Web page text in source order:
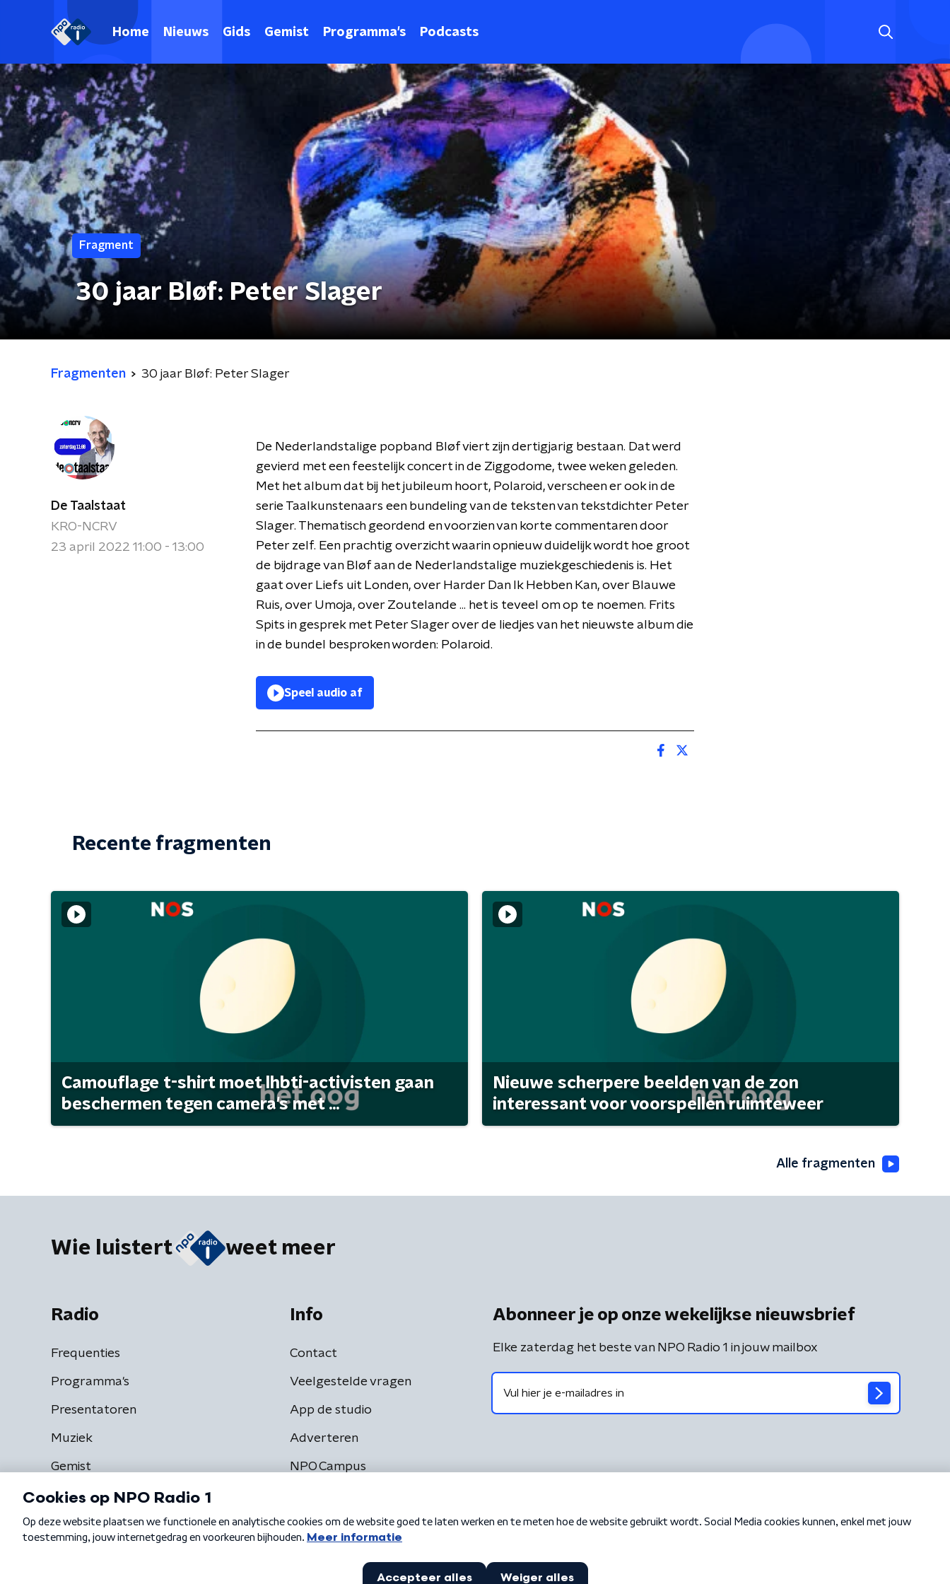
Home Nieuws Gids Gemist Programma's Podcasts
Fragment
30 jaar Bløf: Peter Slager
Fragmenten 30 jaar Bløf: Peter Slager
De Taalstaat
KRO-NCRV
23 april 2022 11:00 - 13:00
De Nederlandstalige popband Bløf viert zijn dertigjarig bestaan. Dat werd
gevierd met een feestelijk concert in de Ziggodome, twee weken geleden.
Met het album dat bij het jubileum hoort, Polaroid, verscheen er ook in de
serie Taalkunstenaars een bundeling van de teksten van tekstdichter Peter
Slager. Thematisch geordend en voorzien van korte commentaren door
Peter zelf. Een prachtig overzicht waarin opnieuw duidelijk wordt hoe groot
de bijdrage van Bløf aan de Nederlandstalige muziekgeschiedenis is. Het
gaat over Liefs uit Londen, over Harder Dan Ik Hebben Kan, over Blauwe
Ruis, over Umoja, over Zoutelande ... het is teveel om op te noemen. Frits
Spits in gesprek met Peter Slager over de liedjes van het nieuwste album die
in de bundel besproken worden: Polaroid.
Speel audio af
Recente fragmenten
Camouflage t-shirt moet lhbti-activisten gaan
beschermen tegen camera's met ...
Nieuwe scherpere beelden van de zon
interessant voor voorspellen ruimteweer
Alle fragmenten
Wie luistert weet meer
Radio
Frequenties
Programma's
Presentatoren
Muziek
Gemist
Info
Contact
Veelgestelde vragen
App de studio
Adverteren
NPO Campus
Abonneer je op onze wekelijkse nieuwsbrief
Elke zaterdag het beste van NPO Radio 1 in jouw mailbox
Algemene voorwaarden Privacybeleid